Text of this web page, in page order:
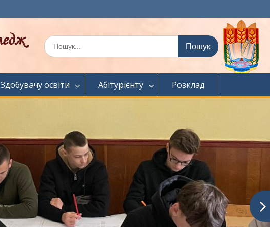
Шукати:
Здобувачу освіти Абітурієнту Розклад